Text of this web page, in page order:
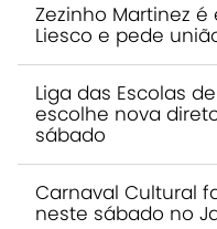
Zezinho Martinez
Liesco e pede
Liga das Escolas
escolhe nova
sábado
Carnaval Cultural
neste sábado no